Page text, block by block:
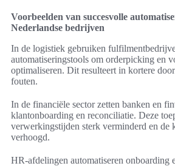
Voorbeelden van succesvolle
Nederlandse bedrijven
In de logistiek gebruiken
automatiseringstools om orderpicking en
optimaliseren. Dit resulteert in kortere
fouten.
In de financiële sector zetten banken en
klantonboarding en reconciliatie. Deze
verwerkingstijden sterk verminderd en de
verhoogd.
HR-afdelingen automatiseren onboarding